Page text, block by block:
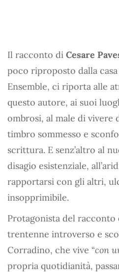
Il racconto di Cesare
poco riproposto dalla
Ensemble, ci riporta alle
questo autore, ai suoi
ombrosi, al male di vivere
timbro sommesso e
scrittura. E senz’altro al
disagio esistenziale,
rapportarsi con gli altri,
insopprimibile.
Protagonista del racconto
trentenne introverso e
Corradino, che vive “con
propria quotidianità,